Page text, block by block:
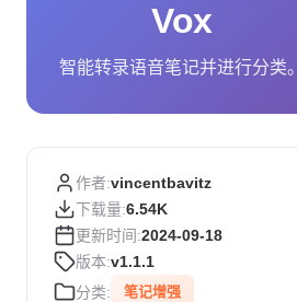
Vox
智能转录语音笔记并进行分类。
作者:vincentbavitz
下载量:6.54K
更新时间:2024-09-18
版本:v1.1.1
分类:
笔记增强